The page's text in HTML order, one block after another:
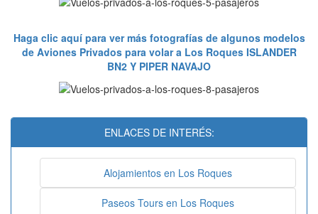
Haga clic aquí para ver más fotografías de algunos modelos
de Aviones Privados para volar a Los Roques ISLANDER
BN2 Y PIPER NAVAJO
ENLACES DE INTERÉS:
Alojamientos en Los Roques
Paseos Tours en Los Roques